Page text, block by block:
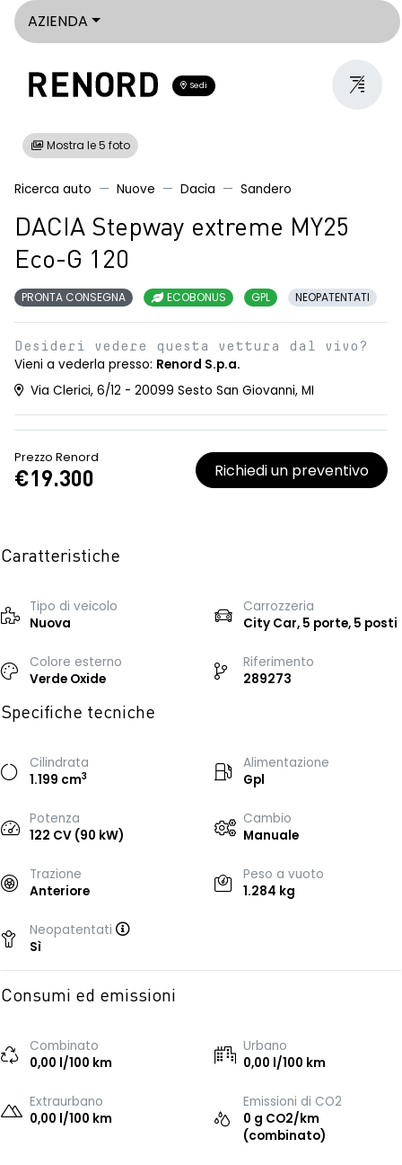
AZIENDA
Sedi
Mostra le 5 foto
Ricerca auto Nuove Dacia Sandero
DACIA Stepway extreme MY25
Eco-G 120
PRONTA CONSEGNA ECOBONUS GPL NEOPATENTATI
Desideri vedere questa vettura dal vivo?
Vieni a vederla presso: Renord S.p.a.
Via Clerici, 6/12 - 20099 Sesto San Giovanni, MI
Prezzo Renord
€19.300 Richiedi un preventivo
Caratteristiche
Tipo di veicolo
Nuova
Carrozzeria
City Car, 5 porte, 5 posti
Colore esterno
Verde Oxide
Riferimento
289273
Specifiche tecniche
Cilindrata
1.199 cm3
Alimentazione
Gpl
Potenza
122 CV (90 kW)
Cambio
Manuale
Trazione
Anteriore
Peso a vuoto
1.284 kg
Neopatentati
Sì
Consumi ed emissioni
Combinato
0,00 l/100 km
Urbano
0,00 l/100 km
Extraurbano
0,00 l/100 km
Emissioni di CO2
0 g CO2/km
(combinato)